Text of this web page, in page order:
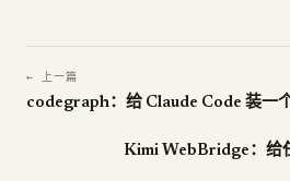
← 上一篇
codegraph：给 Claude Code 装一
Kimi WebBridge：给